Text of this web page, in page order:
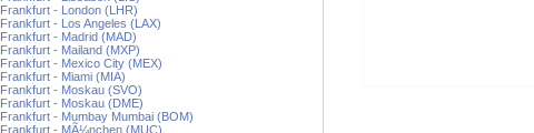
Frankfurt - London (LHR)
Frankfurt - Los Angeles (LAX)
Frankfurt - Madrid (MAD)
Frankfurt - Mailand (MXP)
Frankfurt - Mexico City (MEX)
Frankfurt - Miami (MIA)
Frankfurt - Moskau (SVO)
Frankfurt - Moskau (DME)
Frankfurt - Mumbay Mumbai (BOM)
Frankfurt - MÃ¼nchen (MUC)